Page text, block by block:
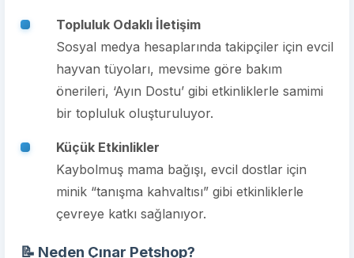
Topluluk Odaklı İletişim
Sosyal medya hesaplarında takipçiler için evcil
hayvan tüyoları, mevsime göre bakım
önerileri, ‘Ayın Dostu’ gibi etkinliklerle samimi
bir topluluk oluşturuluyor.
Küçük Etkinlikler
Kaybolmuş mama bağışı, evcil dostlar için
minik “tanışma kahvaltısı” gibi etkinliklerle
çevreye katkı sağlanıyor.
📝 Neden Çınar Petshop?